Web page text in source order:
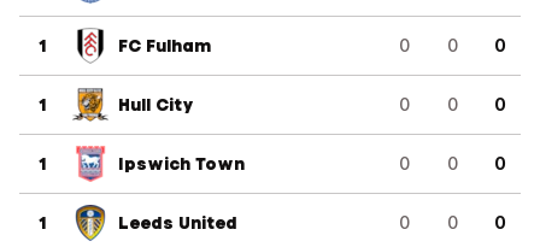
1 FC Fulham 0 0 0
1 Hull City 0 0 0
1 Ipswich Town 0 0 0
1 Leeds United 0 0 0